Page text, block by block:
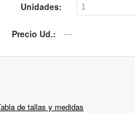
Unidades:
Precio Ud.:
de tallas y medidas